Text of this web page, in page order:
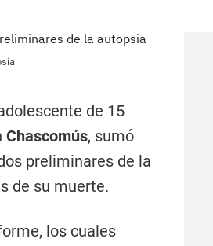
de 15
Chascomús, sumó
preliminares de la
de su muerte.
los cuales